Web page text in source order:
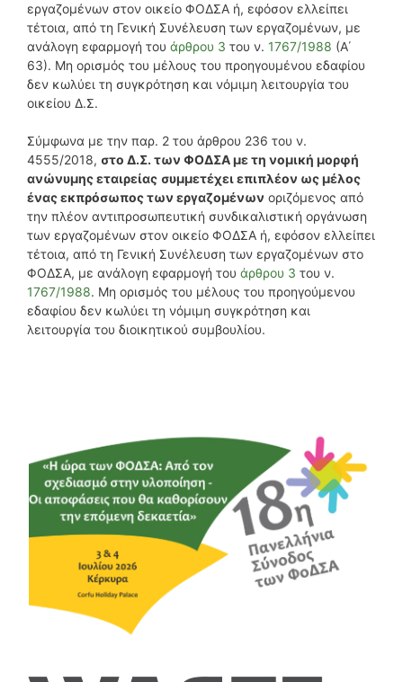
εργαζομένων στον οικείο ΦΟΔΣΑ ή, εφόσον ελλείπει
τέτοια, από τη Γενική Συνέλευση των εργαζομένων, με
ανάλογη εφαρμογή του άρθρου 3 του ν. 1767/1988 (Α΄
63). Μη ορισμός του μέλους του προηγουμένου εδαφίου
δεν κωλύει τη συγκρότηση και νόμιμη λειτουργία του
οικείου Δ.Σ.
Σύμφωνα με την παρ. 2 του άρθρου 236 του ν.
4555/2018, στο Δ.Σ. των ΦΟΔΣΑ με τη νομική μορφή
ανώνυμης εταιρείας συμμετέχει επιπλέον ως μέλος
ένας εκπρόσωπος των εργαζομένων οριζόμενος από
την πλέον αντιπροσωπευτική συνδικαλιστική οργάνωση
των εργαζομένων στον οικείο ΦΟΔΣΑ ή, εφόσον ελλείπει
τέτοια, από τη Γενική Συνέλευση των εργαζομένων στο
ΦΟΔΣΑ, με ανάλογη εφαρμογή του άρθρου 3 του ν.
1767/1988. Μη ορισμός του μέλους του προηγούμενου
εδαφίου δεν κωλύει τη νόμιμη συγκρότηση και
λειτουργία του διοικητικού συμβουλίου.